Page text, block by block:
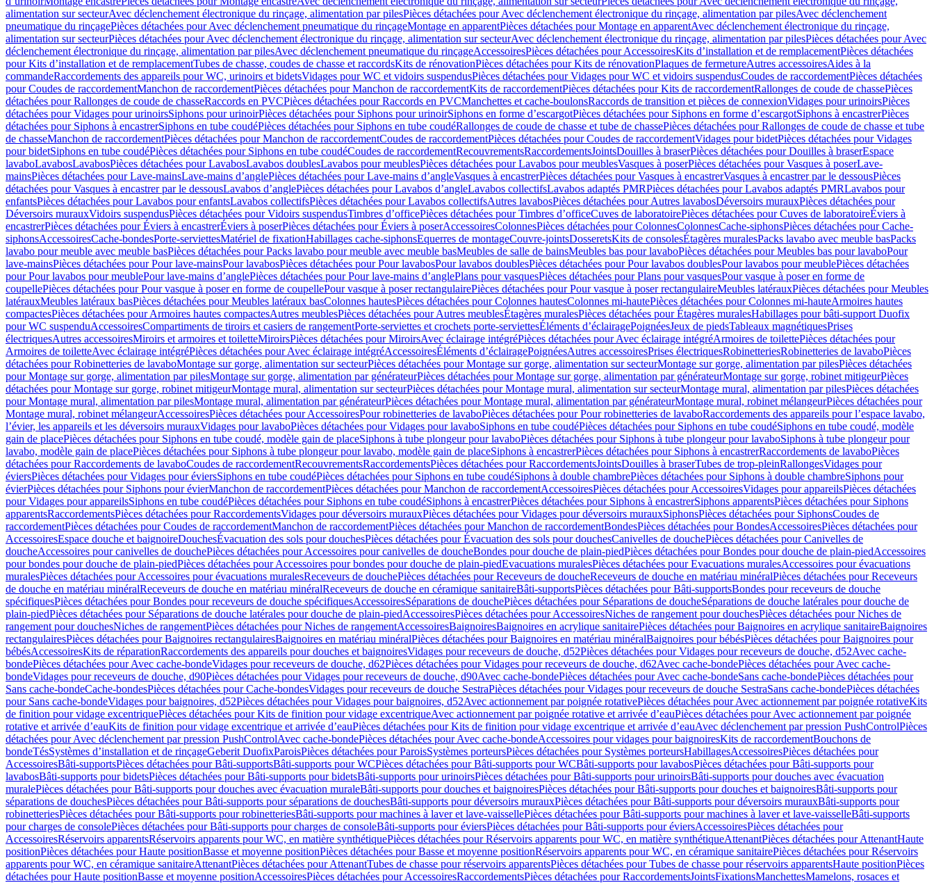
alimentation sur secteurAvec déclenchement électronique du rinçage, alimentation par pilesPièces détachées pour Avec déclenchement électronique du rinçage, alimentation par pilesAvec déclenchement
pneumatique du rinçagePièces détachées pour Avec déclenchement pneumatique du rinçageMontage en apparentPièces détachées pour Montage en apparentAvec déclenchement électronique du rinçage,
alimentation sur secteurPièces détachées pour Avec déclenchement électronique du rinçage, alimentation sur secteurAvec déclenchement électronique du rinçage, alimentation par pilesPièces détachées pour Avec
déclenchement électronique du rinçage, alimentation par pilesAvec déclenchement pneumatique du rinçageAccessoiresPièces détachées pour AccessoiresKits d’installation et de remplacementPièces détachées
pour Kits d’installation et de remplacementTubes de chasse, coudes de chasse et raccordsKits de rénovationPièces détachées pour Kits de rénovationPlaques de fermetureAutres accessoiresAides à la
commandeRaccordements des appareils pour WC, urinoirs et bidetsVidages pour WC et vidoirs suspendusPièces détachées pour Vidages pour WC et vidoirs suspendusCoudes de raccordementPièces détachées
pour Coudes de raccordementManchon de raccordementPièces détachées pour Manchon de raccordementKits de raccordementPièces détachées pour Kits de raccordementRallonges de coude de chassePièces
détachées pour Rallonges de coude de chasseRaccords en PVCPièces détachées pour Raccords en PVCManchettes et cache-boulonsRaccords de transition et pièces de connexionVidages pour urinoirsPièces
détachées pour Vidages pour urinoirsSiphons pour urinoirPièces détachées pour Siphons pour urinoirSiphons en forme d’escargotPièces détachées pour Siphons en forme d’escargotSiphons à encastrerPièces
détachées pour Siphons à encastrerSiphons en tube coudéPièces détachées pour Siphons en tube coudéRallonges de coude de chasse et tube de chassePièces détachées pour Rallonges de coude de chasse et tube
de chasseManchon de raccordementPièces détachées pour Manchon de raccordementCoudes de raccordementPièces détachées pour Coudes de raccordementVidages pour bidetPièces détachées pour Vidages
pour bidetSiphons en tube coudéPièces détachées pour Siphons en tube coudéCoudes de raccordementRecouvrementsRaccordementsJointsDouilles à braserPièces détachées pour Douilles à braserEspace
lavaboLavabosLavabosPièces détachées pour LavabosLavabos doublesLavabos pour meublesPièces détachées pour Lavabos pour meublesVasques à poserPièces détachées pour Vasques à poserLave-
mainsPièces détachées pour Lave-mainsLave-mains d’anglePièces détachées pour Lave-mains d’angleVasques à encastrerPièces détachées pour Vasques à encastrerVasques à encastrer par le dessousPièces
détachées pour Vasques à encastrer par le dessousLavabos d’anglePièces détachées pour Lavabos d’angleLavabos collectifsLavabos adaptés PMRPièces détachées pour Lavabos adaptés PMRLavabos pour
enfantsPièces détachées pour Lavabos pour enfantsLavabos collectifsPièces détachées pour Lavabos collectifsAutres lavabosPièces détachées pour Autres lavabosDéversoirs murauxPièces détachées pour
Déversoirs murauxVidoirs suspendusPièces détachées pour Vidoirs suspendusTimbres dʼofficePièces détachées pour Timbres dʼofficeCuves de laboratoirePièces détachées pour Cuves de laboratoireÉviers à
encastrerPièces détachées pour Éviers à encastrerÉviers à poserPièces détachées pour Éviers à poserAccessoiresColonnesPièces détachées pour ColonnesColonnesCache-siphonsPièces détachées pour Cache-
siphonsAccessoiresCache-bondesPorte-serviettesMatériel de fixationHabillages cache-siphonsEquerres de montageCouvre-jointsDosseretsKits de consolesÉtagères muralesPacks lavabo avec meuble basPacks
lavabo pour meuble avec meuble basPièces détachées pour Packs lavabo pour meuble avec meuble basMeubles de salle de bainsMeubles bas pour lavaboPièces détachées pour Meubles bas pour lavaboPour
lave-mainsPièces détachées pour Pour lave-mainsPour lavabosPièces détachées pour Pour lavabosPour lavabos doublesPièces détachées pour Pour lavabos doublesPour lavabos pour meublePièces détachées
pour Pour lavabos pour meublePour lave-mains d’anglePièces détachées pour Pour lave-mains d’anglePlans pour vasquesPièces détachées pour Plans pour vasquesPour vasque à poser en forme de
coupellePièces détachées pour Pour vasque à poser en forme de coupellePour vasque à poser rectangulairePièces détachées pour Pour vasque à poser rectangulaireMeubles latérauxPièces détachées pour Meubles
latérauxMeubles latéraux basPièces détachées pour Meubles latéraux basColonnes hautesPièces détachées pour Colonnes hautesColonnes mi-hautePièces détachées pour Colonnes mi-hauteArmoires hautes
compactesPièces détachées pour Armoires hautes compactesAutres meublesPièces détachées pour Autres meublesÉtagères muralesPièces détachées pour Étagères muralesHabillages pour bâti-support Duofix
pour WC suspenduAccessoiresCompartiments de tiroirs et casiers de rangementPorte-serviettes et crochets porte-serviettesÉléments d’éclairagePoignéesJeux de piedsTableaux magnétiquesPrises
électriquesAutres accessoiresMiroirs et armoires et toiletteMiroirsPièces détachées pour MiroirsAvec éclairage intégréPièces détachées pour Avec éclairage intégréArmoires de toilettePièces détachées pour
Armoires de toiletteAvec éclairage intégréPièces détachées pour Avec éclairage intégréAccessoiresÉléments d’éclairagePoignéesAutres accessoiresPrises électriquesRobinetteriesRobinetteries de lavaboPièces
détachées pour Robinetteries de lavaboMontage sur gorge, alimentation sur secteurPièces détachées pour Montage sur gorge, alimentation sur secteurMontage sur gorge, alimentation par pilesPièces détachées
pour Montage sur gorge, alimentation par pilesMontage sur gorge, alimentation par générateurPièces détachées pour Montage sur gorge, alimentation par générateurMontage sur gorge, robinet mitigeurPièces
détachées pour Montage sur gorge, robinet mitigeurMontage mural, alimentation sur secteurPièces détachées pour Montage mural, alimentation sur secteurMontage mural, alimentation par pilesPièces détachées
pour Montage mural, alimentation par pilesMontage mural, alimentation par générateurPièces détachées pour Montage mural, alimentation par générateurMontage mural, robinet mélangeurPièces détachées pour
Montage mural, robinet mélangeurAccessoiresPièces détachées pour AccessoiresPour robinetteries de lavaboPièces détachées pour Pour robinetteries de lavaboRaccordements des appareils pour l’espace lavabo,
l’évier, les appareils et les déversoirs murauxVidages pour lavaboPièces détachées pour Vidages pour lavaboSiphons en tube coudéPièces détachées pour Siphons en tube coudéSiphons en tube coudé, modèle
gain de placePièces détachées pour Siphons en tube coudé, modèle gain de placeSiphons à tube plongeur pour lavaboPièces détachées pour Siphons à tube plongeur pour lavaboSiphons à tube plongeur pour
lavabo, modèle gain de placePièces détachées pour Siphons à tube plongeur pour lavabo, modèle gain de placeSiphons à encastrerPièces détachées pour Siphons à encastrerRaccordements de lavaboPièces
détachées pour Raccordements de lavaboCoudes de raccordementRecouvrementsRaccordementsPièces détachées pour RaccordementsJointsDouilles à braserTubes de trop-pleinRallongesVidages pour
éviersPièces détachées pour Vidages pour éviersSiphons en tube coudéPièces détachées pour Siphons en tube coudéSiphons à double chambrePièces détachées pour Siphons à double chambreSiphons pour
évierPièces détachées pour Siphons pour évierManchon de raccordementPièces détachées pour Manchon de raccordementAccessoiresPièces détachées pour AccessoiresVidages pour appareilsPièces détachées
pour Vidages pour appareilsSiphons en tube coudéPièces détachées pour Siphons en tube coudéSiphons à encastrerPièces détachées pour Siphons à encastrerSiphons apparentsPièces détachées pour Siphons
apparentsRaccordementsPièces détachées pour RaccordementsVidages pour déversoirs murauxPièces détachées pour Vidages pour déversoirs murauxSiphonsPièces détachées pour SiphonsCoudes de
raccordementPièces détachées pour Coudes de raccordementManchon de raccordementPièces détachées pour Manchon de raccordementBondesPièces détachées pour BondesAccessoiresPièces détachées pour
AccessoiresEspace douche et baignoireDouchesÉvacuation des sols pour douchesPièces détachées pour Évacuation des sols pour douchesCanivelles de douchePièces détachées pour Canivelles de
doucheAccessoires pour canivelles de douchePièces détachées pour Accessoires pour canivelles de doucheBondes pour douche de plain-piedPièces détachées pour Bondes pour douche de plain-piedAccessoires
pour bondes pour douche de plain-piedPièces détachées pour Accessoires pour bondes pour douche de plain-piedEvacuations muralesPièces détachées pour Evacuations muralesAccessoires pour évacuations
muralesPièces détachées pour Accessoires pour évacuations muralesReceveurs de douchePièces détachées pour Receveurs de doucheReceveurs de douche en matériau minéralPièces détachées pour Receveurs
de douche en matériau minéralReceveurs de douche en matériau minéralReceveurs de douche en céramique sanitaireBâti-supportsPièces détachées pour Bâti-supportsBondes pour receveurs de douche
spécifiquesPièces détachées pour Bondes pour receveurs de douche spécifiquesAccessoiresSéparations de douchePièces détachées pour Séparations de doucheSéparations de douche latérales pour douche de
plain-piedPièces détachées pour Séparations de douche latérales pour douche de plain-piedAccessoiresPièces détachées pour AccessoiresNiches de rangement pour douchesPièces détachées pour Niches de
rangement pour douchesNiches de rangementPièces détachées pour Niches de rangementAccessoiresBaignoiresBaignoires en acrylique sanitairePièces détachées pour Baignoires en acrylique sanitaireBaignoires
rectangulairesPièces détachées pour Baignoires rectangulairesBaignoires en matériau minéralPièces détachées pour Baignoires en matériau minéralBaignoires pour bébésPièces détachées pour Baignoires pour
bébésAccessoiresKits de réparationRaccordements des appareils pour douches et baignoiresVidages pour receveurs de douche, d52Pièces détachées pour Vidages pour receveurs de douche, d52Avec cache-
bondePièces détachées pour Avec cache-bondeVidages pour receveurs de douche, d62Pièces détachées pour Vidages pour receveurs de douche, d62Avec cache-bondePièces détachées pour Avec cache-
bondeVidages pour receveurs de douche, d90Pièces détachées pour Vidages pour receveurs de douche, d90Avec cache-bondePièces détachées pour Avec cache-bondeSans cache-bondePièces détachées pour
Sans cache-bondeCache-bondesPièces détachées pour Cache-bondesVidages pour receveurs de douche SestraPièces détachées pour Vidages pour receveurs de douche SestraSans cache-bondePièces détachées
pour Sans cache-bondeVidages pour baignoires, d52Pièces détachées pour Vidages pour baignoires, d52Avec actionnement par poignée rotativePièces détachées pour Avec actionnement par poignée rotativeKits
de finition pour vidage excentriquePièces détachées pour Kits de finition pour vidage excentriqueAvec actionnement par poignée rotative et arrivée d’eauPièces détachées pour Avec actionnement par poignée
rotative et arrivée d’eauKits de finition pour vidage excentrique et arrivée d’eauPièces détachées pour Kits de finition pour vidage excentrique et arrivée d’eauAvec déclenchement par pression PushControlPièces
détachées pour Avec déclenchement par pression PushControlAvec cache-bondePièces détachées pour Avec cache-bondeAccessoires pour vidages pour baignoiresKits de raccordementBouchons de
bondeTésSystèmes d’installation et de rinçageGeberit DuofixParoisPièces détachées pour ParoisSystèmes porteursPièces détachées pour Systèmes porteursHabillagesAccessoiresPièces détachées pour
AccessoiresBâti-supportsPièces détachées pour Bâti-supportsBâti-supports pour WCPièces détachées pour Bâti-supports pour WCBâti-supports pour lavabosPièces détachées pour Bâti-supports pour
lavabosBâti-supports pour bidetsPièces détachées pour Bâti-supports pour bidetsBâti-supports pour urinoirsPièces détachées pour Bâti-supports pour urinoirsBâti-supports pour douches avec évacuation
muralePièces détachées pour Bâti-supports pour douches avec évacuation muraleBâti-supports pour douches et baignoiresPièces détachées pour Bâti-supports pour douches et baignoiresBâti-supports pour
séparations de douchesPièces détachées pour Bâti-supports pour séparations de douchesBâti-supports pour déversoirs murauxPièces détachées pour Bâti-supports pour déversoirs murauxBâti-supports pour
robinetteriesPièces détachées pour Bâti-supports pour robinetteriesBâti-supports pour machines à laver et lave-vaissellePièces détachées pour Bâti-supports pour machines à laver et lave-vaisselleBâti-supports
pour charges de consolePièces détachées pour Bâti-supports pour charges de consoleBâti-supports pour éviersPièces détachées pour Bâti-supports pour éviersAccessoiresPièces détachées pour
AccessoiresRéservoirs apparentsRéservoirs apparents pour WC, en matière synthétiquePièces détachées pour Réservoirs apparents pour WC, en matière synthétiqueAttenantPièces détachées pour AttenantHaute
positionPièces détachées pour Haute positionBasse et moyenne positionPièces détachées pour Basse et moyenne positionRéservoirs apparents pour WC, en céramique sanitairePièces détachées pour Réservoirs
apparents pour WC, en céramique sanitaireAttenantPièces détachées pour AttenantTubes de chasse pour réservoirs apparentsPièces détachées pour Tubes de chasse pour réservoirs apparentsHaute positionPièces
détachées pour Haute positionBasse et moyenne positionAccessoiresPièces détachées pour AccessoiresRaccordementsPièces détachées pour RaccordementsJointsFixationsManchettesMamelons, rosaces et